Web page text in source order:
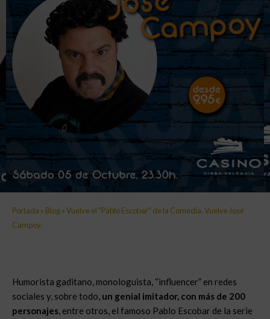
Portada » Blog»Vuelve el “Pablo Escobar” de la Comedia. Vuelve José
Campoy.
Humorista gaditano, monologuista, “influencer” en redes
sociales y, sobre todo, un genial imitador, con más de 200
personajes, entre otros, el famoso Pablo Escobar de la serie